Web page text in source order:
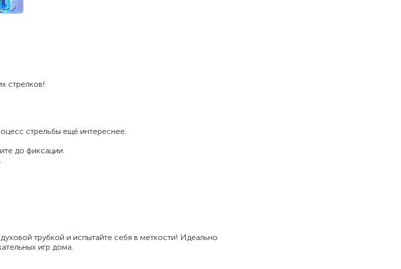
стрелков!
стрельбы ещё интереснее.
до фиксации.
трубкой и испытайте себя в меткости! Идеально
игр дома.